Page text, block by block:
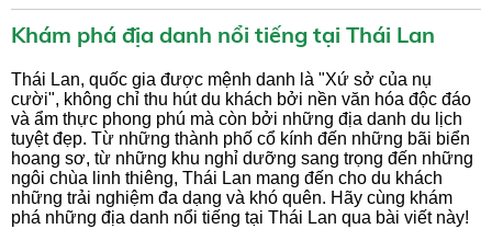
Khám phá địa danh nổi tiếng tại Thái Lan
Thái Lan, quốc gia được mệnh danh là "Xứ sở của nụ
cười", không chỉ thu hút du khách bởi nền văn hóa độc đáo
và ẩm thực phong phú mà còn bởi những địa danh du lịch
tuyệt đẹp. Từ những thành phố cổ kính đến những bãi biển
hoang sơ, từ những khu nghỉ dưỡng sang trọng đến những
ngôi chùa linh thiêng, Thái Lan mang đến cho du khách
những trải nghiệm đa dạng và khó quên. Hãy cùng khám
phá những địa danh nổi tiếng tại Thái Lan qua bài viết này!